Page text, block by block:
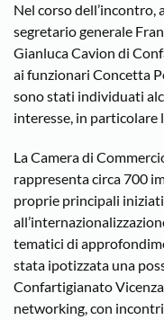
Nel corso dell’incontro,
segretario generale
Gianluca Cavion di
ai funzionari Concetta
sono stati individuati
interesse, in particolare
La Camera di
rappresenta circa 700
proprie principali
tematici di
stata ipotizzata una
Confartigianato
networking, con